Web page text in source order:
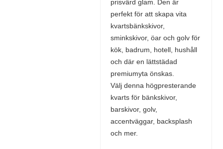
prisvärd glam. Den är
perfekt för att skapa vita
kvartsbänkskivor,
sminkskivor, öar och golv för
kök, badrum, hotell, hushåll
och där en lättstädad
premiumyta önskas.
Välj denna högpresterande
kvarts för bänkskivor,
barskivor, golv,
accentväggar, backsplash
och mer.